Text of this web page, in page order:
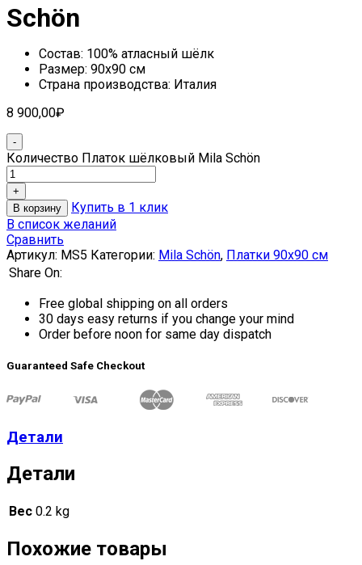
Schön
Состав: 100% атласный шёлк
Размер: 90х90 см
Страна производства: Италия
8 900,00₽
Количество Платок шёлковый Mila Schön
В корзину
Купить в 1 клик
В список желаний
Сравнить
Артикул: MS5 Категории: Mila Schön, Платки 90х90 см
Share On:
Free global shipping on all orders
30 days easy returns if you change your mind
Order before noon for same day dispatch
Guaranteed Safe Checkout
Детали
Детали
Вес 0.2 kg
Похожие товары